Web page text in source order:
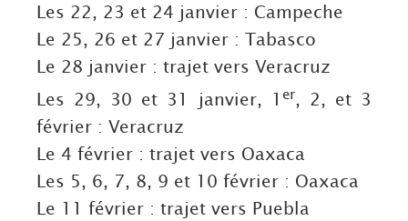
Les 22, 23 et 24 janvier : Campeche
Le 25, 26 et 27 janvier : Tabasco
Le 28 janvier : trajet vers Veracruz
Les 29, 30 et 31 janvier, 1 er, 2, et 3
février : Veracruz
Le 4 février : trajet vers Oaxaca
Les 5, 6, 7, 8, 9 et 10 février : Oaxaca
Le 11 février : trajet vers Puebla